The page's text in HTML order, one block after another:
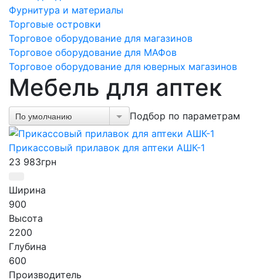
Фурнитура и материалы
Торговые островки
Торговое оборудование для магазинов
Торговое оборудование для МАФов
Торговое оборудование для юверных магазинов
Мебель для аптек
По умолчанию Подбор по параметрам
Прикассовый прилавок для аптеки АШК-1
23 983грн
Ширина
900
Высота
2200
Глубина
600
Производитель